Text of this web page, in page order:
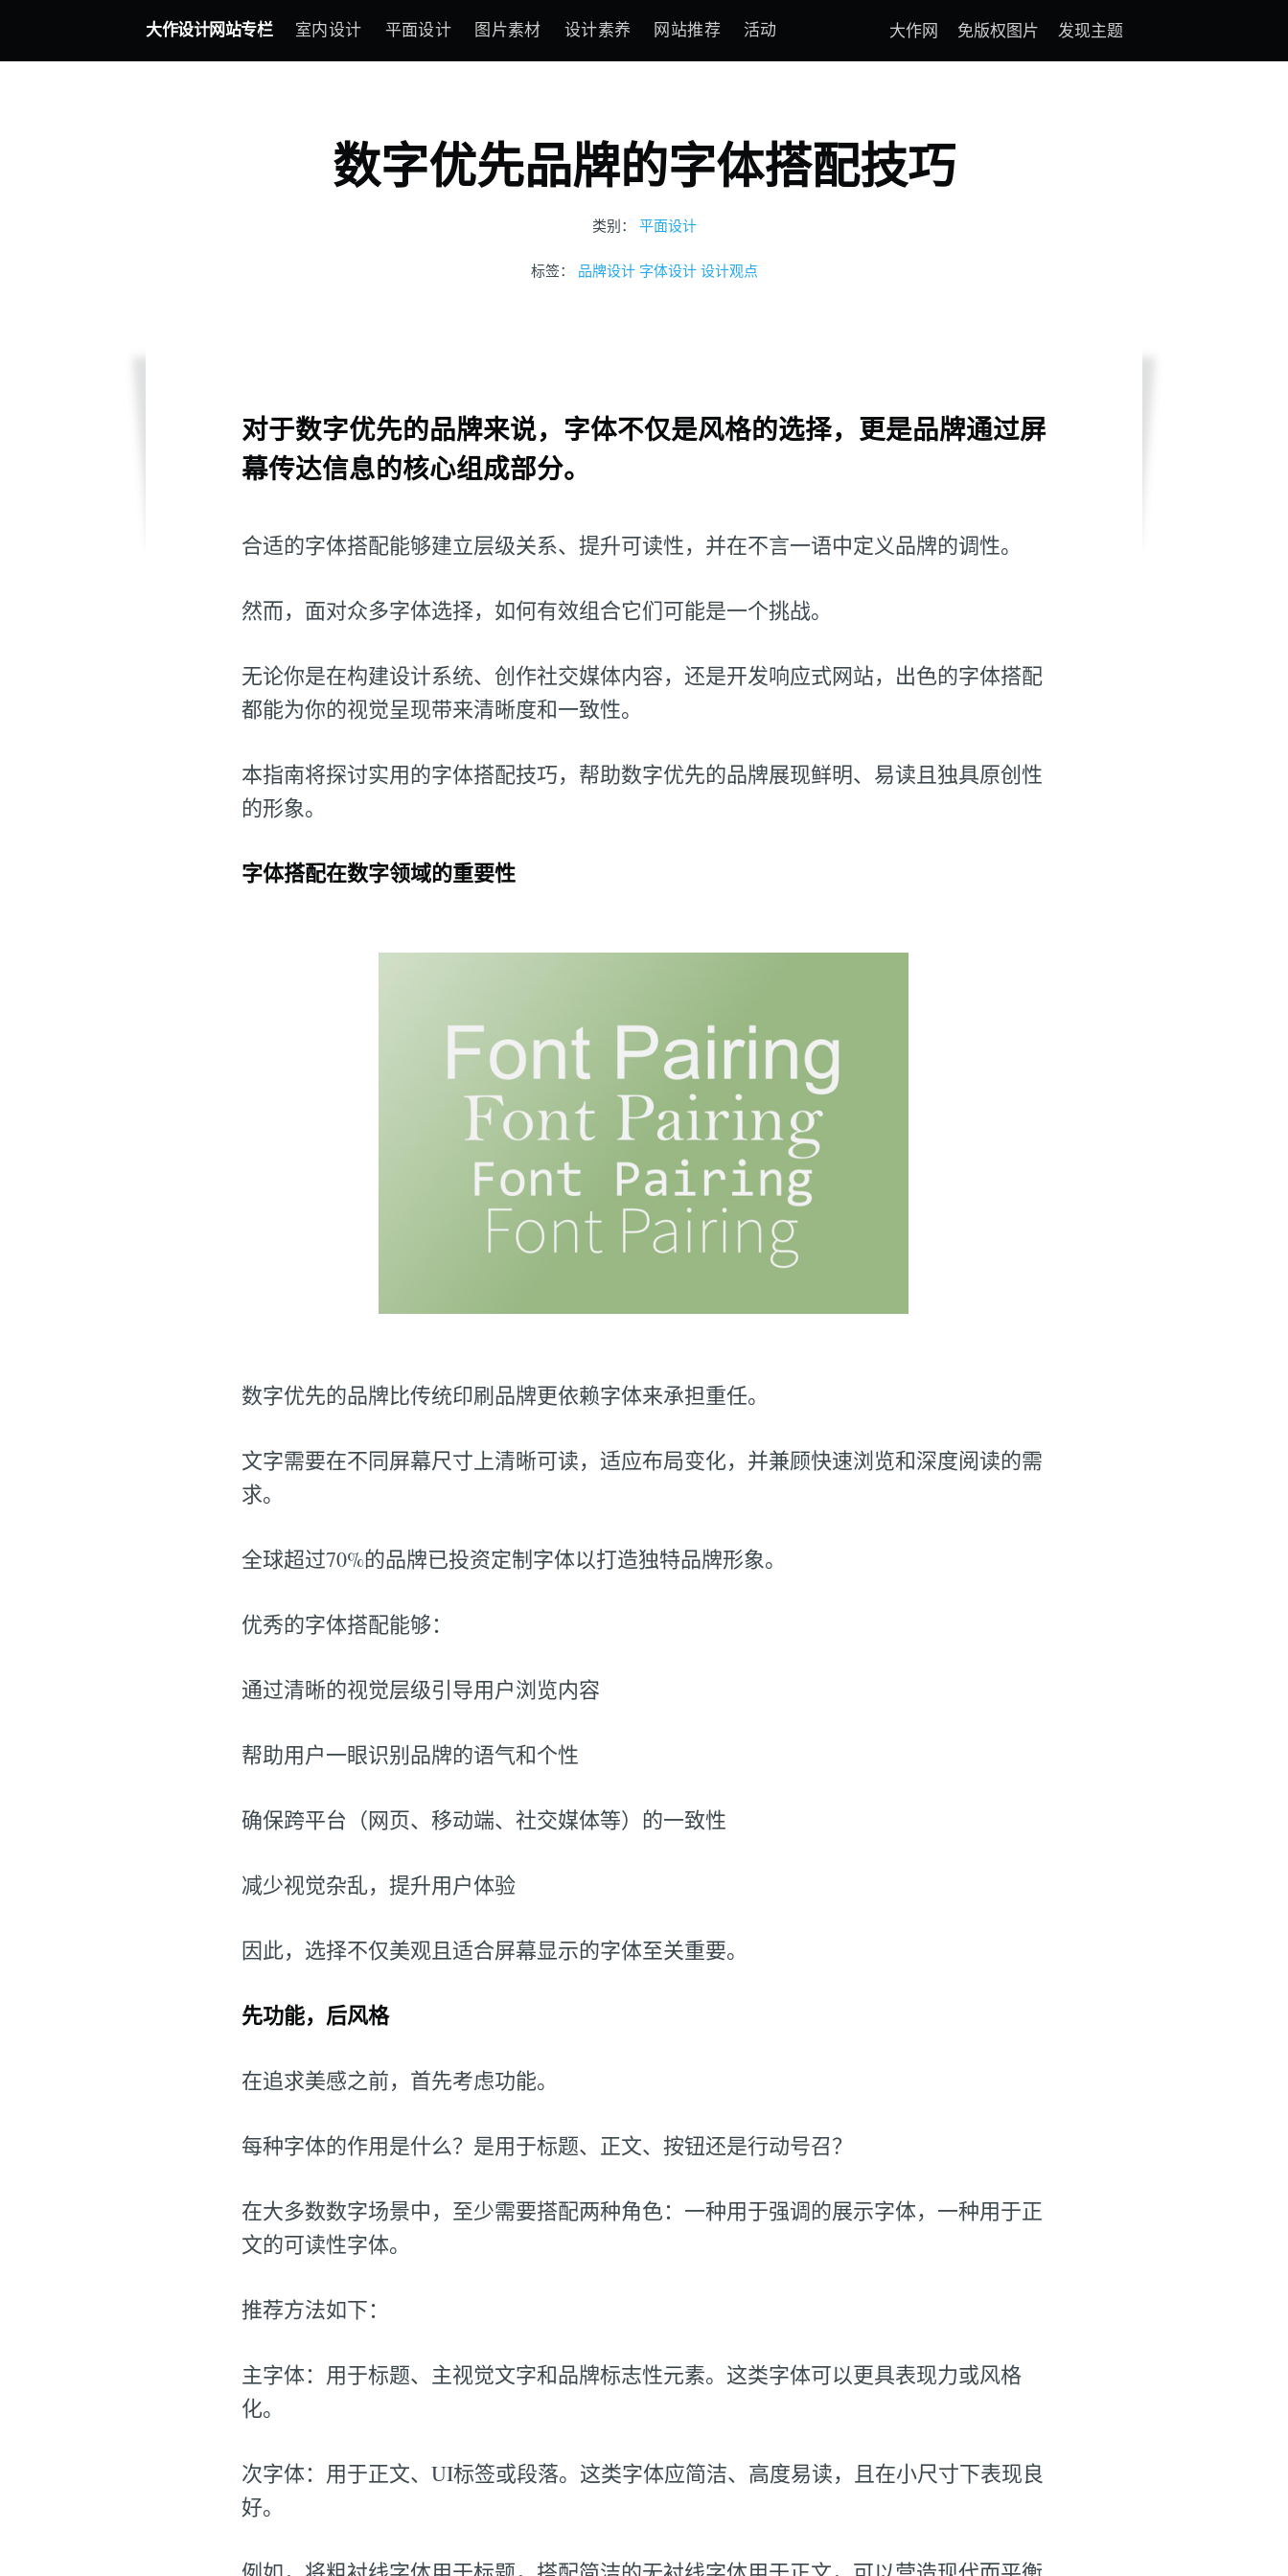
大作设计网站专栏 室内设计 平面设计 图片素材 设计素养 网站推荐 活动 大作网 免版权图片 发现主题
数字优先品牌的字体搭配技巧
类别： 平面设计
标签： 品牌设计 字体设计 设计观点
对于数字优先的品牌来说，字体不仅是风格的选择，更是品牌通过屏
幕传达信息的核心组成部分。
合适的字体搭配能够建立层级关系、提升可读性，并在不言一语中定义品牌的调性。
然而，面对众多字体选择，如何有效组合它们可能是一个挑战。
无论你是在构建设计系统、创作社交媒体内容，还是开发响应式网站，出色的字体搭配
都能为你的视觉呈现带来清晰度和一致性。
本指南将探讨实用的字体搭配技巧，帮助数字优先的品牌展现鲜明、易读且独具原创性
的形象。
字体搭配在数字领域的重要性
数字优先的品牌比传统印刷品牌更依赖字体来承担重任。
文字需要在不同屏幕尺寸上清晰可读，适应布局变化，并兼顾快速浏览和深度阅读的需
求。
全球超过70%的品牌已投资定制字体以打造独特品牌形象。
优秀的字体搭配能够：
通过清晰的视觉层级引导用户浏览内容
帮助用户一眼识别品牌的语气和个性
确保跨平台（网页、移动端、社交媒体等）的一致性
减少视觉杂乱，提升用户体验
因此，选择不仅美观且适合屏幕显示的字体至关重要。
先功能，后风格
在追求美感之前，首先考虑功能。
每种字体的作用是什么？是用于标题、正文、按钮还是行动号召？
在大多数数字场景中，至少需要搭配两种角色：一种用于强调的展示字体，一种用于正
文的可读性字体。
推荐方法如下：
主字体：用于标题、主视觉文字和品牌标志性元素。这类字体可以更具表现力或风格
化。
次字体：用于正文、UI标签或段落。这类字体应简洁、高度易读，且在小尺寸下表现良
好。